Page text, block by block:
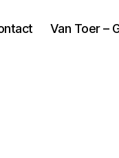
Van Toer –